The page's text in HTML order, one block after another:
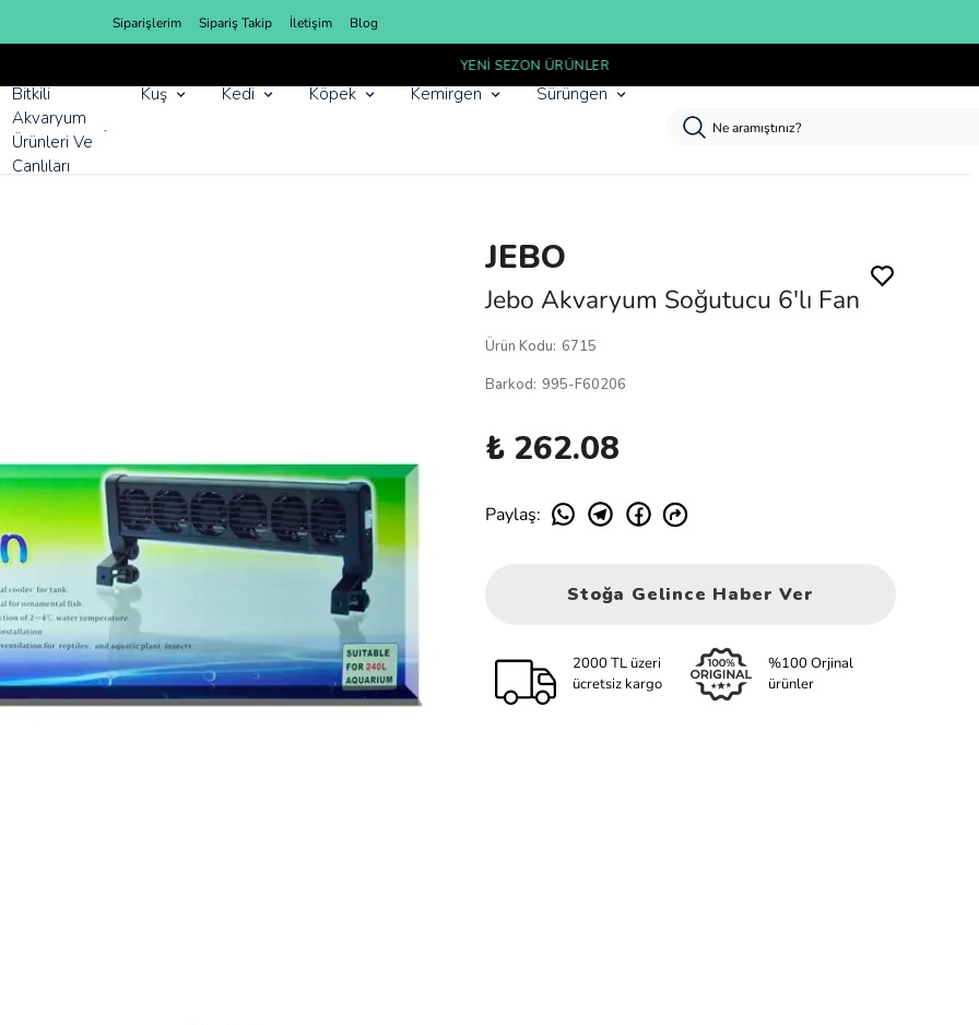
Siparişlerim Sipariş Takip İletişim Blog
Bitkili
Akvaryum
Ürünleri Ve
Canlıları
Kuş Kedi Köpek Kemirgen Sürüngen
JEBO
Jebo Akvaryum Soğutucu 6'lı Fan
Ürün Kodu: 6715
Barkod: 995-F60206
₺ 262.08
Paylaş:
Stoğa Gelince Haber Ver
2000 TL üzeri
ücretsiz kargo
%100 Orjinal
ürünler